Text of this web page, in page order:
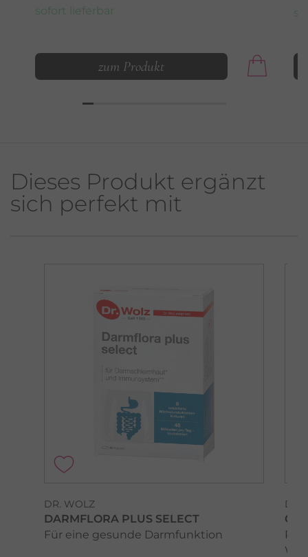
sofort lieferbar
zum Produkt
Dieses Produkt ergänzt
sich perfekt mit
DR. WOLZ
DARMFLORA PLUS SELECT
Für eine gesunde Darmfunktion
DR.